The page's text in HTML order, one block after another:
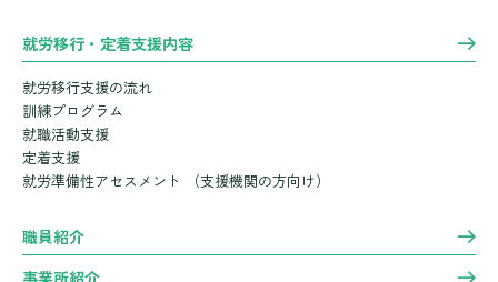
就労移行・定着支援内容
就労移行支援の流れ
訓練プログラム
就職活動支援
定着支援
就労準備性アセスメント
（支援機関の方向け）
職員紹介